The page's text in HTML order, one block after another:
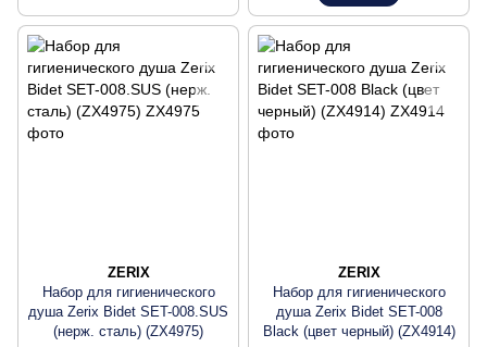
ZERIX
Набор для гигиенического
душа Zerix Bidet SET-008.SUS
(нерж. сталь) (ZX4975)
ZERIX
Набор для гигиенического
душа Zerix Bidet SET-008
Black (цвет черный) (ZX4914)